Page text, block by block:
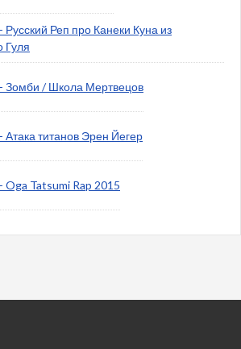
Русский Реп про Канеки Куна из
Гуля
Зомби / Школа Мертвецов
Атака титанов Эрен Йегер
Oga Tatsumi Rap 2015